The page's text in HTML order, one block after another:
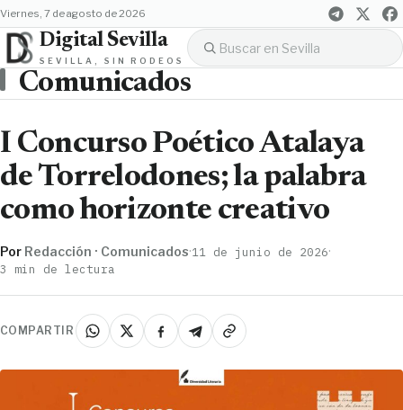
viernes, 7 de agosto de 2026
Digital Sevilla
SEVILLA, SIN RODEOS
Comunicados
I Concurso Poético Atalaya
de Torrelodones; la palabra
como horizonte creativo
Por Redacción · Comunicados·11 de junio de 2026·
3 min de lectura
COMPARTIR